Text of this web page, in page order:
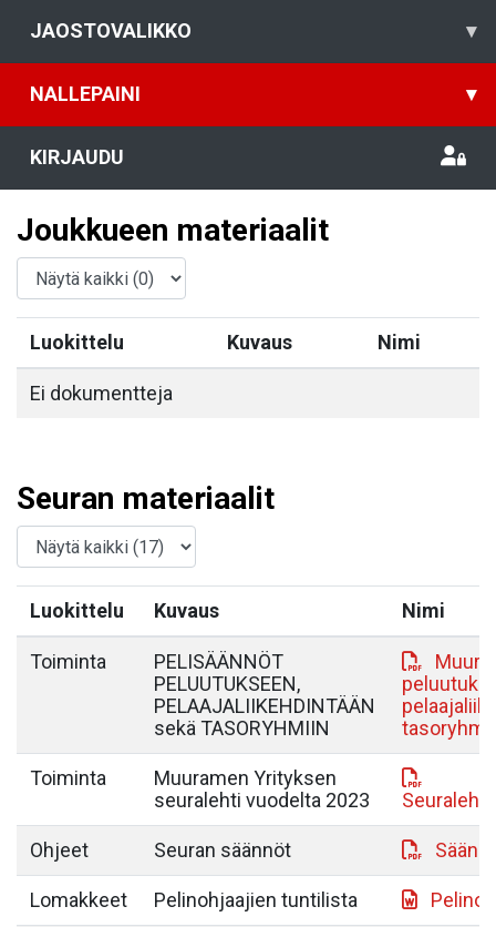
JAOSTOVALIKKO ▾
NALLEPAINI ▾
KIRJAUDU
Joukkueen materiaalit
Luokittelu Kuvaus Nimi
Ei dokumentteja
Seuran materiaalit
Luokittelu Kuvaus Nimi
Toiminta
PELISÄÄNNÖT
PELUUTUKSEEN,
PELAAJALIIKEHDINTÄÄN
sekä TASORYHMIIN
Toiminta
Muuramen Yrityksen
seuralehti vuodelta 2023
Ohjeet Seuran säännöt
Lomakkeet Pelinohjaajien tuntilista